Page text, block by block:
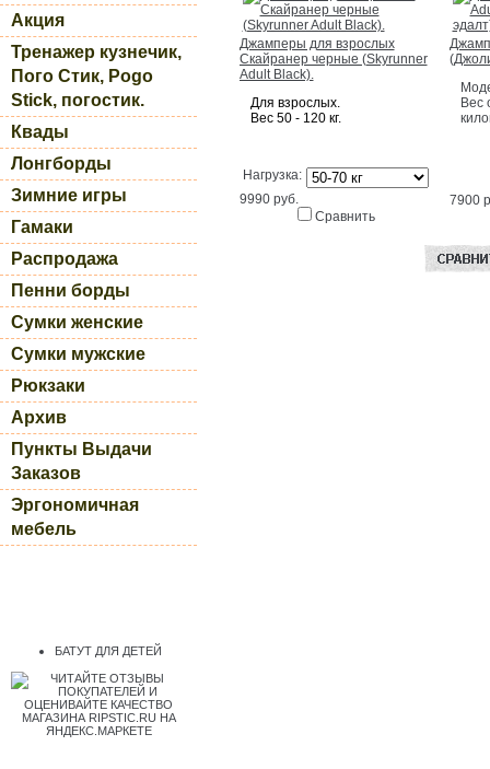
Акция
Тренажер кузнечик,
Пого Стик, Pogo
Stick, погостик.
Квады
Лонгборды
Зимние игры
Гамаки
Распродажа
Пенни борды
Сумки женские
Сумки мужские
Рюкзаки
Архив
Пункты Выдачи
Заказов
Эргономичная
мебель
БАТУТ ДЛЯ ДЕТЕЙ
Джамперы для взрослых
Скайранер черные (Skyrunner
Adult Black).
Для взрослых.
Вес 50 - 120 кг.
Нагрузка:
9990 руб.
Сравнить
Вес
7900